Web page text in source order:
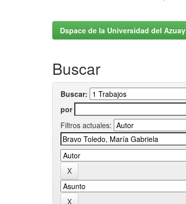
Dspace de la Universidad del Azuay
Buscar
Buscar:
por
Filtros actuales: